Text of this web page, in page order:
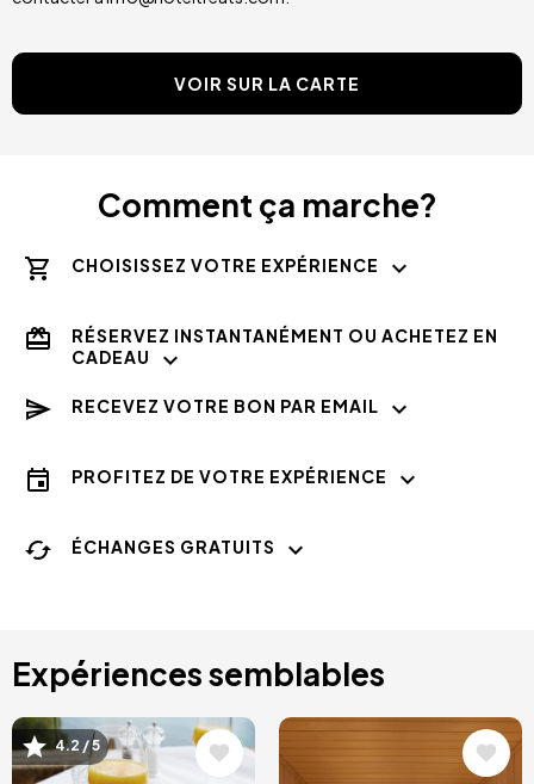
VOIR SUR LA CARTE
Comment ça marche?
CHOISISSEZ VOTRE EXPÉRIENCE
RÉSERVEZ INSTANTANÉMENT OU ACHETEZ EN
CADEAU
RECEVEZ VOTRE BON PAR EMAIL
PROFITEZ DE VOTRE EXPÉRIENCE
ÉCHANGES GRATUITS
Expériences semblables
Image
4.2 / 5 Image